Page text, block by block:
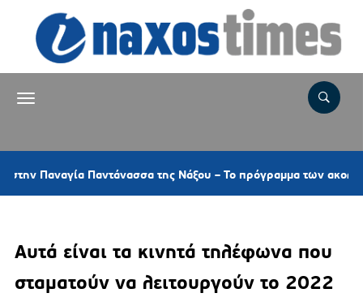
Παντάνασσα της Νάξου – Το πρόγραμμα των ακολουθιών
Αυτά είναι τα κινητά τηλέφωνα που
σταματούν να λειτουργούν το 2022